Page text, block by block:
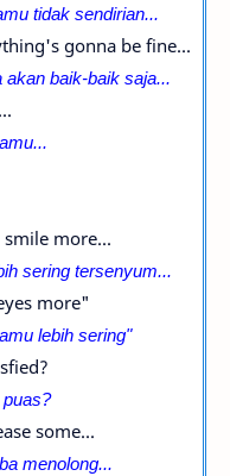
tidak sendirian...
gonna be fine...
baik-baik saja...
more...
sering tersenyum...
more"
lebih sering"
some...
menolong...